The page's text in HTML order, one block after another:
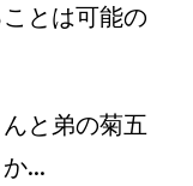
とは可能の
と弟の菊五
...